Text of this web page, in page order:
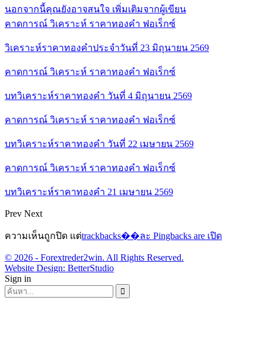
นอกจากนี้คุณยังอาจสนใจ เพิ่มเติมจากผู้เขียน
คาดการณ์ วิเคราะห์ ราคาทองคำ ฟอเร็กซ์
วิเคราะห์ราคาทองคำประจำวันที่ 23 มิถุนายน 2569
คาดการณ์ วิเคราะห์ ราคาทองคำ ฟอเร็กซ์
บทวิเคราะห์ราคาทองคำ วันที่ 4 มิถุนายน 2569
คาดการณ์ วิเคราะห์ ราคาทองคำ ฟอเร็กซ์
บทวิเคราะห์ราคาทองคำ วันที่ 22 เมษายน 2569
คาดการณ์ วิเคราะห์ ราคาทองคำ ฟอเร็กซ์
บทวิเคราะห์ราคาทองคำ 21 เมษายน 2569
Prev Next
ความเห็นถูกปิด แต่trackbacks��ละ Pingbacks are เปิด
© 2026 - Forextreder2win. All Rights Reserved.
Website Design: BetterStudio
Sign in